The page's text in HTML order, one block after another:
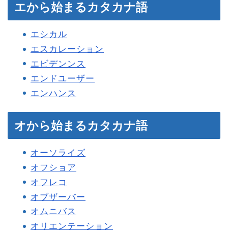
エから始まるカタカナ語
エシカル
エスカレーション
エビデンンス
エンドユーザー
エンハンス
オから始まるカタカナ語
オーソライズ
オフショア
オフレコ
オブザーバー
オムニバス
オリエンテーション